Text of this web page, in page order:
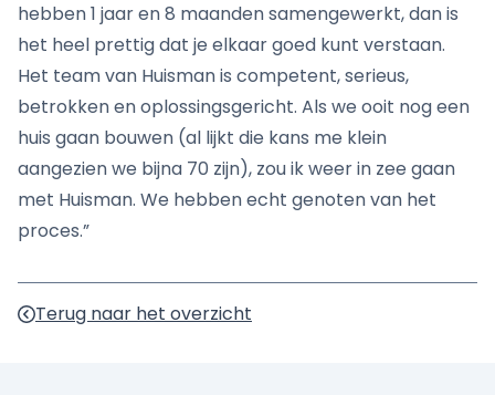
hebben 1 jaar en 8 maanden samengewerkt, dan is
het heel prettig dat je elkaar goed kunt verstaan.
Het team van Huisman is competent, serieus,
betrokken en oplossingsgericht. Als we ooit nog een
huis gaan bouwen (al lijkt die kans me klein
aangezien we bijna 70 zijn), zou ik weer in zee gaan
met Huisman. We hebben echt genoten van het
proces.”
Terug naar het overzicht